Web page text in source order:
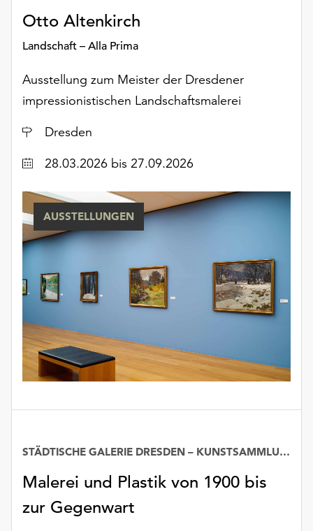
die
über
Schaltfläche
„Auswählen“.
Weitere
Informationen
finden
unserer
Datenschutzerklärung
oder
dem
Impressum
Otto Altenkirch
Landschaft – Alla Prima
Ausstellung zum Meister der Dresdener
impressionistischen Landschaftsmalerei
Ort
Dresden
Datum28.03.2026 bis 27.09.2026
AUSSTELLUNGEN
Malerei und Plastik von 1900 bis
zur Gegenwart
STÄDTISCHE GALERIE DRESDEN – KUNSTSAMMLUNG
Datum